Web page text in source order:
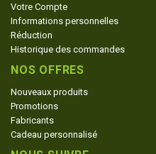
Votre Compte
Informations personnelles
Réduction
Historique des commandes
NOS OFFRES
Nouveaux produits
Promotions
Fabricants
Cadeau personnalisé